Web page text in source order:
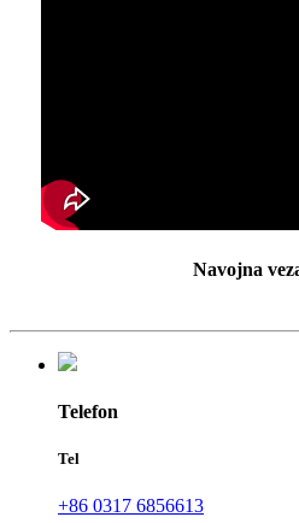
Navojna
Telefon
Tel
+86 0317 6856613